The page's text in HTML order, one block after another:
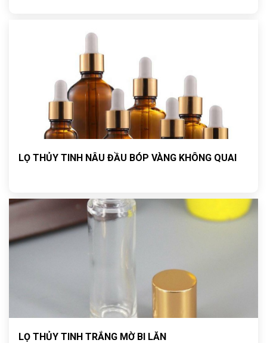
LỌ THỦY TINH NÂU ĐẦU BÓP VÀNG KHÔNG QUAI
LỌ THỦY TINH TRẮNG MỜ BI LĂN